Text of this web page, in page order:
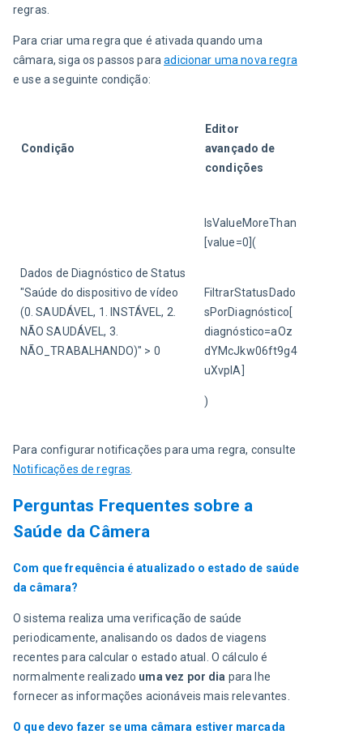
regras.
Para criar uma regra que é ativada quando uma
câmara, siga os passos para adicionar uma nova regra
e use a seguinte condição:
Condição
Editor
avançado de
condições
Dados de Diagnóstico de Status
"Saúde do dispositivo de vídeo
(0. SAUDÁVEL, 1. INSTÁVEL, 2.
NÃO SAUDÁVEL, 3.
NÃO_TRABALHANDO)" > 0
IsValueMoreThan
[value=0](
FiltrarStatusDado
sPorDiagnóstico[
diagnóstico=aOz
dYMcJkw06ft9g4
uXvpIA]
)
Para configurar notificações para uma regra, consulte
Notificações de regras
Perguntas Frequentes sobre a
Saúde da Câmera
Com que frequência é atualizado o estado de saúde
da câmara?
O sistema realiza uma verificação de saúde
periodicamente, analisando os dados de viagens
recentes para calcular o estado atual. O cálculo é
normalmente realizado uma vez por dia para lhe
fornecer as informações acionáveis mais relevantes.
O que devo fazer se uma câmara estiver marcada